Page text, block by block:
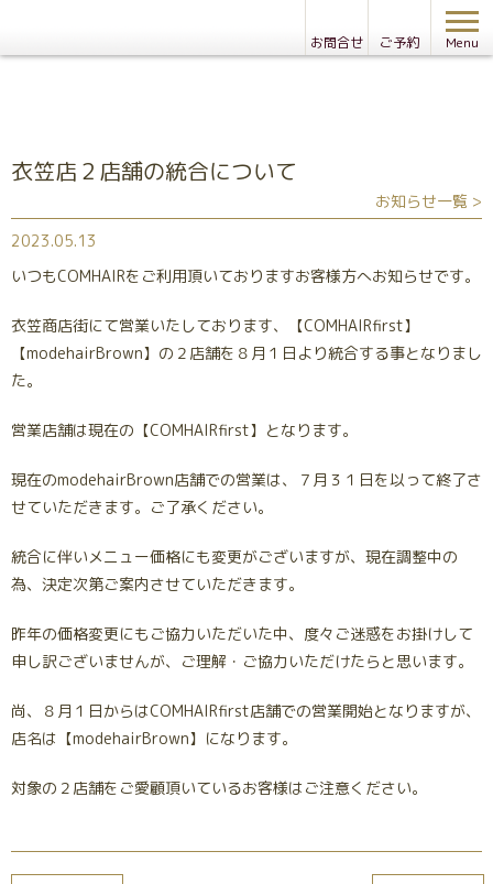
お問合せ ご予約 Menu
衣笠店２店舗の統合について
お知らせ一覧 >
2023.05.13
いつもCOMHAIRをご利用頂いておりますお客様方へお知らせです。
衣笠商店街にて営業いたしております、【COMHAIRfirst】
【modehairBrown】の２店舗を８月１日より統合する事となりまし
た。
営業店舗は現在の【COMHAIRfirst】となります。
現在のmodehairBrown店舗での営業は、７月３１日を以って終了さ
せていただきます。ご了承ください。
統合に伴いメニュー価格にも変更がございますが、現在調整中の
為、決定次第ご案内させていただきます。
昨年の価格変更にもご協力いただいた中、度々ご迷惑をお掛けして
申し訳ございませんが、ご理解・ご協力いただけたらと思います。
尚、８月１日からはCOMHAIRfirst店舗での営業開始となりますが、
店名は【modehairBrown】になります。
対象の２店舗をご愛顧頂いているお客様はご注意ください。